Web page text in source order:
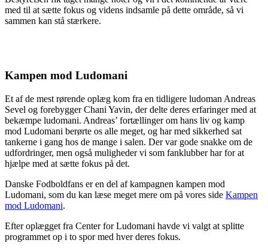
med til at sætte fokus og videns indsamle på dette område, så vi
sammen kan stå stærkere.
Kampen mod Ludomani
Et af de mest rørende oplæg kom fra en tidligere ludoman Andreas
Sevel og forebygger Chani Yavin, der delte deres erfaringer med at
bekæmpe ludomani. Andreas’ fortællinger om hans liv og kamp
mod Ludomani berørte os alle meget, og har med sikkerhed sat
tankerne i gang hos de mange i salen. Der var gode snakke om de
udfordringer, men også muligheder vi som fanklubber har for at
hjælpe med at sætte fokus på det.
Danske Fodboldfans er en del af kampagnen kampen mod
Ludomani, som du kan læse meget mere om på vores side Kampen
mod Ludomani.
Efter oplægget fra Center for Ludomani havde vi valgt at splitte
programmet op i to spor med hver deres fokus.